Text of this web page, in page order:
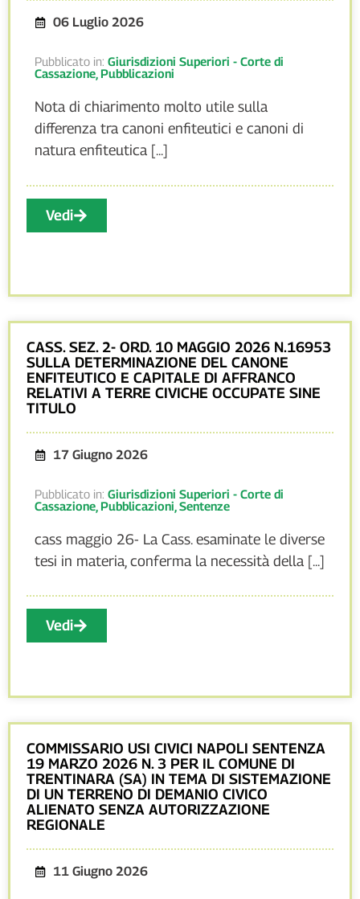
06 Luglio 2026
Pubblicato in: Giurisdizioni Superiori - Corte di
Cassazione, Pubblicazioni
Nota di chiarimento molto utile sulla
differenza tra canoni enfiteutici e canoni di
natura enfiteutica [...]
Vedi
CASS. SEZ. 2- ORD. 10 MAGGIO 2026 N.16953
SULLA DETERMINAZIONE DEL CANONE
ENFITEUTICO E CAPITALE DI AFFRANCO
RELATIVI A TERRE CIVICHE OCCUPATE SINE
TITULO
17 Giugno 2026
Pubblicato in: Giurisdizioni Superiori - Corte di
Cassazione, Pubblicazioni, Sentenze
cass maggio 26- La Cass. esaminate le diverse
tesi in materia, conferma la necessità della [...]
Vedi
COMMISSARIO USI CIVICI NAPOLI SENTENZA
19 MARZO 2026 N. 3 PER IL COMUNE DI
TRENTINARA (SA) IN TEMA DI SISTEMAZIONE
DI UN TERRENO DI DEMANIO CIVICO
ALIENATO SENZA AUTORIZZAZIONE
REGIONALE
11 Giugno 2026